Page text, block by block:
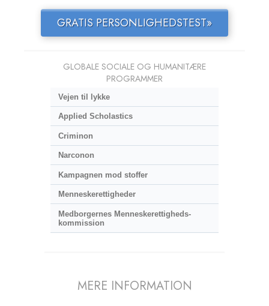
GRATIS PERSONLIGHEDSTEST»
GLOBALE SOCIALE OG HUMANITÆRE
PROGRAMMER
Vejen til lykke
Applied Scholastics
Criminon
Narconon
Kampagnen mod stoffer
Menneske­rettigheder
Medborgernes Menneskerettigheds­
kommission
MERE INFORMATION